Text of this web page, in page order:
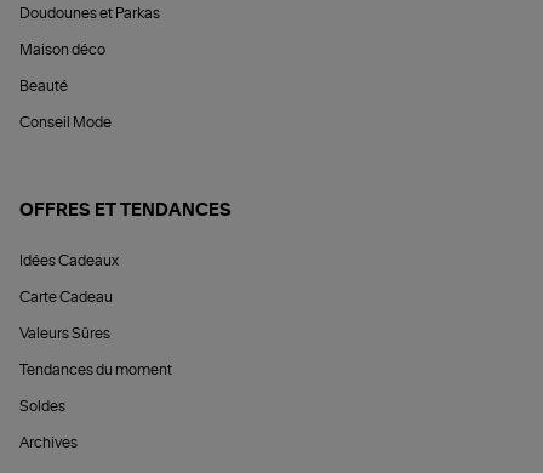
Doudounes et Parkas
Maison déco
Beauté
Conseil Mode
OFFRES ET TENDANCES
Idées Cadeaux
Carte Cadeau
Valeurs Sûres
Tendances du moment
Soldes
Archives